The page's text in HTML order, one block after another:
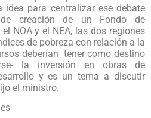
idea para centralizar ese debate
creación de un Fondo de
NOA y el NEA, las dos regiones
de pobreza con relación a la
deberían tener como destino
la inversión en obras de
y es un tema a discutir
el ministro.